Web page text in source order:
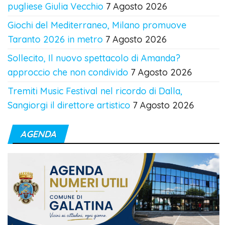
pugliese Giulia Vecchio 7 Agosto 2026
Giochi del Mediterraneo, Milano promuove
Taranto 2026 in metro 7 Agosto 2026
Sollecito, Il nuovo spettacolo di Amanda?
approccio che non condivido 7 Agosto 2026
Tremiti Music Festival nel ricordo di Dalla,
Sangiorgi il direttore artistico 7 Agosto 2026
AGENDA